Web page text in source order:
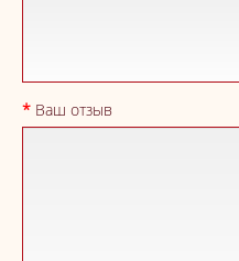
Ваш отзыв